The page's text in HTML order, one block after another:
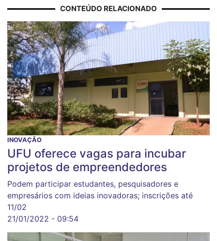
CONTEÚDO RELACIONADO
INOVAÇÃO
UFU oferece vagas para incubar
projetos de empreendedores
Podem participar estudantes, pesquisadores e
empresários com ideias inovadoras; inscrições até
11/02
21/01/2022 - 09:54